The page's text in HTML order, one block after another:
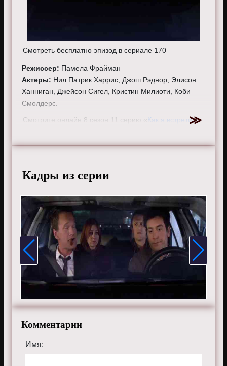
Смотреть бесплатно эпизод в сериале 170
Режиссер: Памела Фрайман
Актеры: Нил Патрик Харрис, Джош Рэднор, Элисон
Ханниган, Джейсон Сигел, Кристин Милиоти, Коби
Смолдерс.
Смотрите онлайн 8 сезон 11 серию « Как я встретил
телефоне, планшете, пк или телевизоре на сайте
Кадры из серии
Комментарии
Имя: